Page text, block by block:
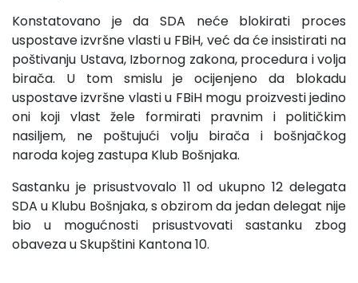
Konstatovano je da SDA neće blokirati proces
uspostave izvršne vlasti u FBiH, već da će insistirati na
poštivanju Ustava, Izbornog zakona, procedura i volja
birača. U tom smislu je ocijenjeno da blokadu
uspostave izvršne vlasti u FBiH mogu proizvesti jedino
oni koji vlast žele formirati pravnim i političkim
nasiljem, ne poštujući volju birača i bošnjačkog
naroda kojeg zastupa Klub Bošnjaka.
Sastanku je prisustvovalo 11 od ukupno 12 delegata
SDA u Klubu Bošnjaka, s obzirom da jedan delegat nije
bio u mogućnosti prisustvovati sastanku zbog
obaveza u Skupštini Kantona 10.